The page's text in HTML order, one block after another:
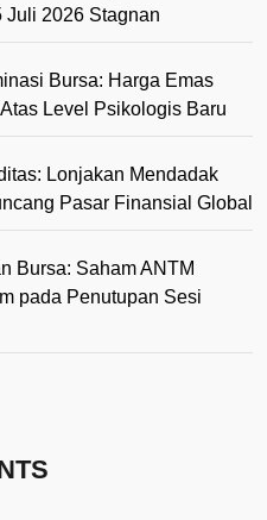
Juli 2026 Stagnan
Bursa: Harga Emas
Level Psikologis Baru
Lonjakan Mendadak
Pasar Finansial Global
Bursa: Saham ANTM
pada Penutupan Sesi